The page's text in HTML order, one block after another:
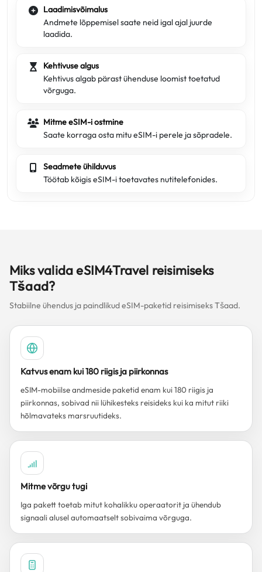
Laadimisvõimalus
Andmete lõppemisel saate neid igal ajal juurde
laadida.
Kehtivuse algus
Kehtivus algab pärast ühenduse loomist toetatud
võrguga.
Mitme eSIM-i ostmine
Saate korraga osta mitu eSIM-i perele ja sõpradele.
Seadmete ühilduvus
Töötab kõigis eSIM-i toetavates nutitelefonides.
Miks valida eSIM4Travel reisimiseks
Tšaad?
Stabiilne ühendus ja paindlikud eSIM-paketid reisimiseks Tšaad.
Katvus enam kui 180 riigis ja piirkonnas
eSIM-mobiilse andmeside paketid enam kui 180 riigis ja
piirkonnas, sobivad nii lühikesteks reisideks kui ka mitut riiki
hõlmavateks marsruutideks.
Mitme võrgu tugi
Iga pakett toetab mitut kohalikku operaatorit ja ühendub
signaali alusel automaatselt sobivaima võrguga.